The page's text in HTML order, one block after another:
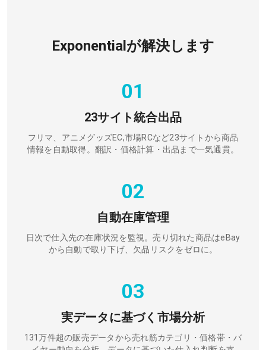
Exponentialが解決します
01
23サイト統合出品
フリマ、アニメグッズEC,市場RCなど23サイトから商品
情報を自動取得。翻訳・価格計算・出品まで一気通貫。
02
自動在庫管理
日次で仕入先の在庫状況を監視。売り切れた商品はeBay
から自動で取り下げ、欠品リスクをゼロに。
03
実データに基づく市場分析
131万件超の販売データから売れ筋カテゴリ・価格帯・バ